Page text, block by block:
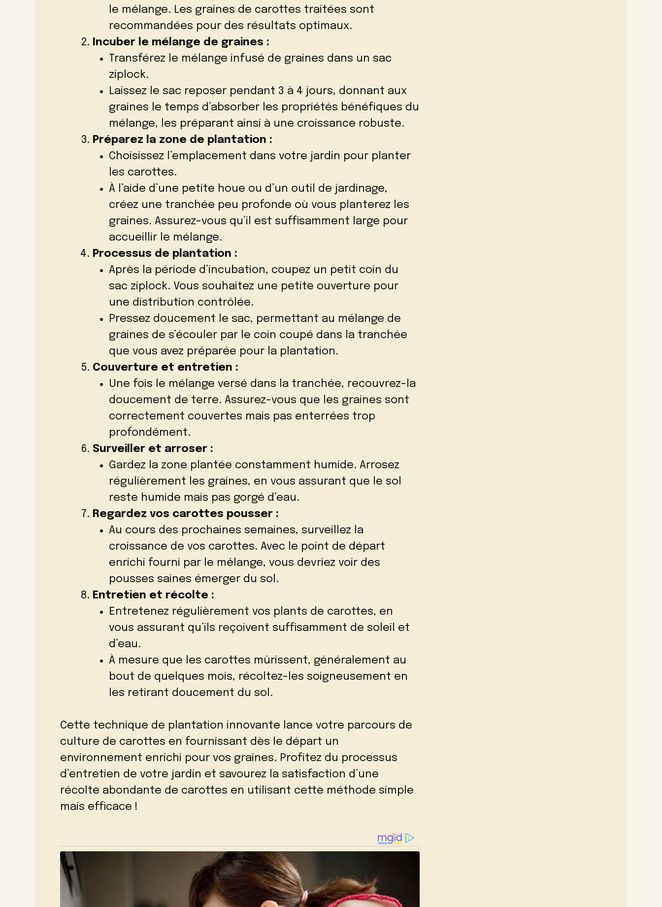
le mélange. Les graines de carottes traitées sont
recommandées pour des résultats optimaux.
Incuber le mélange de graines :
Transférez le mélange infusé de graines dans un sac
ziplock.
Laissez le sac reposer pendant 3 à 4 jours, donnant aux
graines le temps d’absorber les propriétés bénéfiques du
mélange, les préparant ainsi à une croissance robuste.
Préparez la zone de plantation :
Choisissez l’emplacement dans votre jardin pour planter
les carottes.
À l’aide d’une petite houe ou d’un outil de jardinage,
créez une tranchée peu profonde où vous planterez les
graines. Assurez-vous qu’il est suffisamment large pour
accueillir le mélange.
Processus de plantation :
Après la période d’incubation, coupez un petit coin du
sac ziplock. Vous souhaitez une petite ouverture pour
une distribution contrôlée.
Pressez doucement le sac, permettant au mélange de
graines de s’écouler par le coin coupé dans la tranchée
que vous avez préparée pour la plantation.
Couverture et entretien :
Une fois le mélange versé dans la tranchée, recouvrez-la
doucement de terre. Assurez-vous que les graines sont
correctement couvertes mais pas enterrées trop
profondément.
Surveiller et arroser :
Gardez la zone plantée constamment humide. Arrosez
régulièrement les graines, en vous assurant que le sol
reste humide mais pas gorgé d’eau.
Regardez vos carottes pousser :
Au cours des prochaines semaines, surveillez la
croissance de vos carottes. Avec le point de départ
enrichi fourni par le mélange, vous devriez voir des
pousses saines émerger du sol.
Entretien et récolte :
Entretenez régulièrement vos plants de carottes, en
vous assurant qu’ils reçoivent suffisamment de soleil et
d’eau.
À mesure que les carottes mûrissent, généralement au
bout de quelques mois, récoltez-les soigneusement en
les retirant doucement du sol.
Cette technique de plantation innovante lance votre parcours de
culture de carottes en fournissant dès le départ un
environnement enrichi pour vos graines. Profitez du processus
d’entretien de votre jardin et savourez la satisfaction d’une
récolte abondante de carottes en utilisant cette méthode simple
mais efficace !